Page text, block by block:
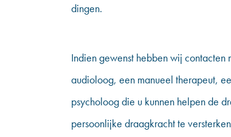
dingen.
Indien gewenst hebben wij contacten
audioloog, een manueel therapeut,
psycholoog die u kunnen helpen de
persoonlijke draagkracht te